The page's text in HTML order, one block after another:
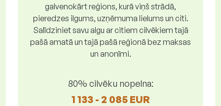
galvenokārt reģions, kurā viņš strādā,
pieredzes ilgums, uzņēmuma lielums un citi.
Salīdziniet savu algu ar citiem cilvēkiem tajā
pašā amatā un tajā pašā reģionā bez maksas
un anonīmi.
80% cilvēku nopelna:
1 133 - 2 085 EUR